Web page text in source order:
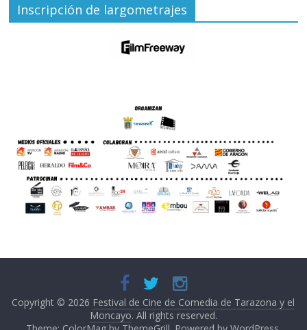
Inscripción de largometrajes
Copyright © 2026 Festival de Cine de Comedia de Tarazona y el
Moncayo. All rights reserved.